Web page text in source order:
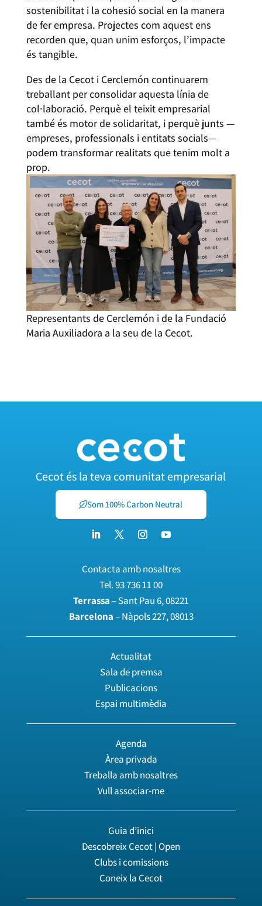
sostenibilitat i la cohesió social en la manera
de fer empresa. Projectes com aquest ens
recorden que, quan unim esforços, l’impacte
és tangible.
Des de la Cecot i Cerclemón continuarem
treballant per consolidar aquesta línia de
col·laboració. Perquè el teixit empresarial
també és motor de solidaritat, i perquè junts —
empreses, professionals i entitats socials—
podem transformar realitats que tenim molt a
prop.
Representants de Cerclemón i de la Fundació
Maria Auxiliadora a la seu de la Cecot.
Cecot és la teva comunitat empresarial
Som 100% Carbon Neutral
Contacta amb nosaltres
Tel.93 736 11 00
Terrassa– Sant Pau 6, 08221
Barcelona– Nàpols 227, 08013
Actualitat
Sala de premsa
Publicacions
Espai multimèdia
Agenda
Àrea privada
Treballa amb nosaltres
Vull associar-me
Guia d’inici
Descobreix Cecot | Open
Clubs i comissions
Coneix la Cecot